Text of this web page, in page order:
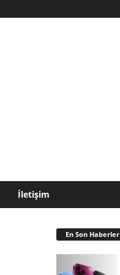
İletişim
En Son Haberler